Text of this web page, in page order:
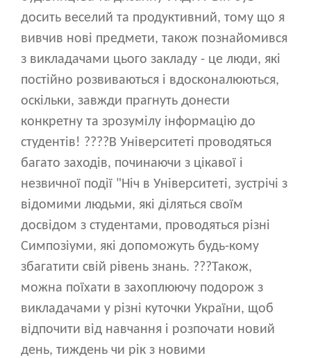
досить веселий та продуктивний, тому що я
вивчив нові предмети, також познайомився
з викладачами цього закладу - це люди, які
постійно розвиваються і вдосконалюються,
оскільки, завжди прагнуть донести
конкретну та зрозумілу інформацію до
студентів! ????В Університеті проводяться
багато заходів, починаючи з цікавої і
незвичної події "Ніч в Університеті, зустрічі з
відомими людьми, які діляться своїм
досвідом з студентами, проводяться різні
Симпозіуми, які допоможуть будь-кому
збагатити свій рівень знань. ???Також,
можна поїхати в захоплюючу подорож з
викладачами у різні куточки України, щоб
відпочити від навчання і розпочати новий
день, тиждень чи рік з новими